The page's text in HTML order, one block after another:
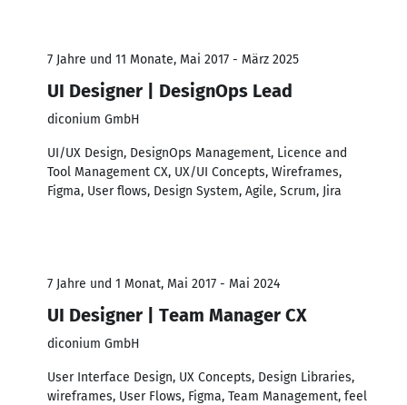
7 Jahre und 11 Monate, Mai 2017 - März 2025
UI Designer | DesignOps Lead
diconium GmbH
UI/UX Design, DesignOps Management, Licence and
Tool Management CX, UX/UI Concepts, Wireframes,
Figma, User flows, Design System, Agile, Scrum, Jira
7 Jahre und 1 Monat, Mai 2017 - Mai 2024
UI Designer | Team Manager CX
diconium GmbH
User Interface Design, UX Concepts, Design Libraries,
wireframes, User Flows, Figma, Team Management, feel